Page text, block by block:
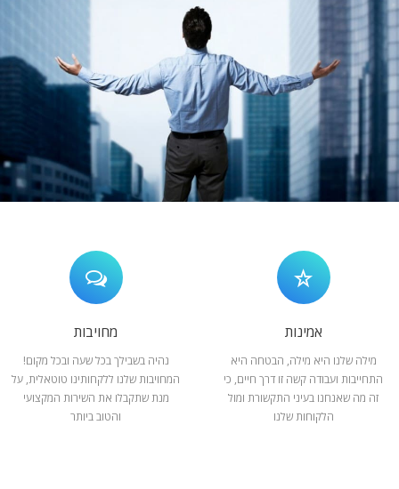
דוגמאות לעבודות שביצענו
לקוחות – משרד יחסי ציבור רונן הלל
חדר חדשות
המלצות
צור קשר
אמינות
מילה שלנו היא מילה, הבטחה היא
התחייבות ועבודה קשה זו דרך חיים, כי
זה מה שאנחנו בעיני התקשורת ומול
הלקוחות שלנו
מחויבות
נהיה בשבילך בכל שעה ובכל מקום!
המחויבות שלנו ללקחותינו טוטאלית, על
מנת שתקבלו את השירות המקצועי
והטוב ביותר